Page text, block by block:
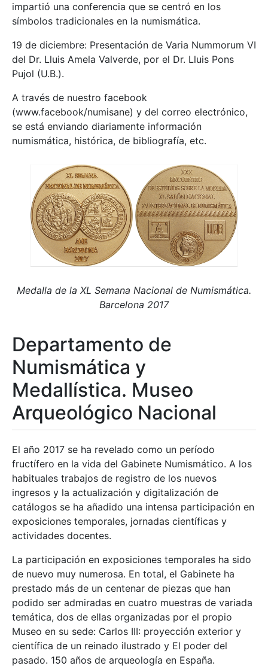
impartió una conferencia que se centró en los
símbolos tradicionales en la numismática.
19 de diciembre: Presentación de Varia Nummorum VI
del Dr. Lluis Amela Valverde, por el Dr. Lluis Pons
Pujol (U.B.).
A través de nuestro facebook
(www.facebook/numisane) y del correo electrónico,
se está enviando diariamente información
numismática, histórica, de bibliografía, etc.
Medalla de la XL Semana Nacional de Numismática.
Barcelona 2017
Departamento de
Numismática y
Medallística. Museo
Arqueológico Nacional
El año 2017 se ha revelado como un período
fructífero en la vida del Gabinete Numismático. A los
habituales trabajos de registro de los nuevos
ingresos y la actualización y digitalización de
catálogos se ha añadido una intensa participación en
exposiciones temporales, jornadas científicas y
actividades docentes.
La participación en exposiciones temporales ha sido
de nuevo muy numerosa. En total, el Gabinete ha
prestado más de un centenar de piezas que han
podido ser admiradas en cuatro muestras de variada
temática, dos de ellas organizadas por el propio
Museo en su sede: Carlos III: proyección exterior y
científica de un reinado ilustrado y El poder del
pasado. 150 años de arqueología en España.